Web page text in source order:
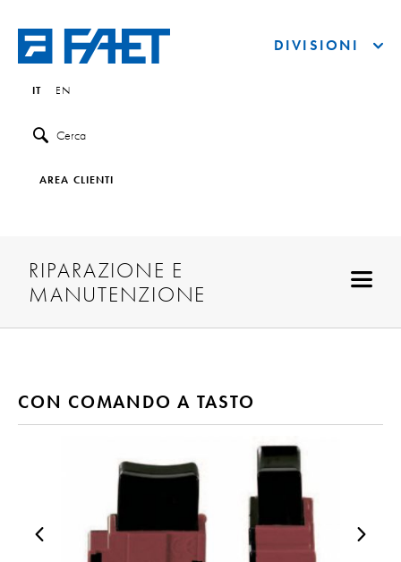
IT EN
Cerca
AREA CLIENTI
DIVISIONI
RIPARAZIONE E
MANUTENZIONE
CON COMANDO A TASTO